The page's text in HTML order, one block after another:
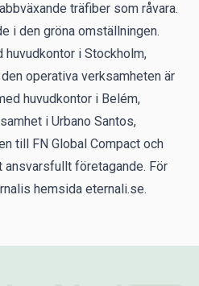
träfiber som råvara.
i den gröna omställningen.
huvudkontor i Stockholm,
operativa verksamheten är
huvudkontor i Belém,
i Urbano Santos,
till FN Global Compact och
företagande. För
hemsida eternali.se.